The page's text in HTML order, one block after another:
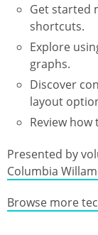
Get started
shortcuts.
Explore
graphs.
Discover
layout
Review
Presented by
Columbia
Browse more